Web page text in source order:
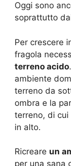
Oggi sono
soprattutto
Per crescere
fragola
terreno acido
ambiente
terreno da
ombra e la
terreno, di cui
in alto.
Ricreare un
per una sana